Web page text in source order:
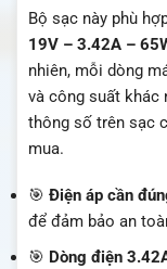
Bộ sạc này phù
19V – 3.42A –
nhiên, mỗi dòng
và công suất khác
thông số trên sạc
mua.
🎯 Điện áp cần
để đảm bảo an
🎯 Dòng điện